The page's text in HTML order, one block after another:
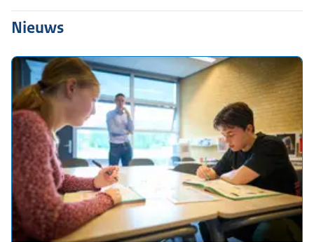
zijn maar in ieder geval iemand van die school
tijdens die lesbezoeken mee te nemen in de klas
school kijkt naar de kwaliteit van het lesgeven.
Daar moet uiteindelijk het gesprek over gaan.
JEANNE VLEESHOUWERS: Ik merkte dat ik echt
voor hem een aantal vragen dat ik daar goed
antwoord op kon geven.
En wat ik daar belangrijk in vind, is dat ik dus
vanuit de werkvloer waar ik zelf ook werk, zijn
kijkkader heb kunnen verbreden doordat ik een
stuk uitleg heb kunnen geven op vragen die hij
Nieuws